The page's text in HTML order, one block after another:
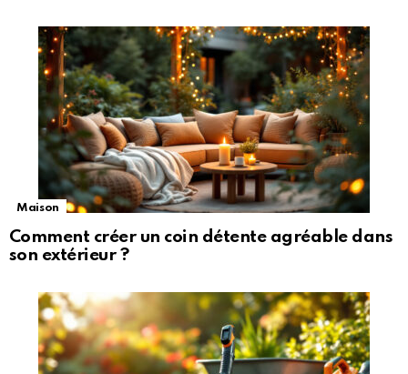
Maison
Comment créer un coin détente agréable dans
son extérieur ?